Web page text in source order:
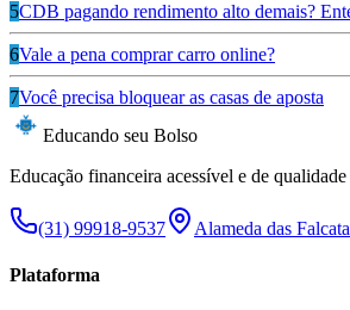
5CDB pagando rendimento alto demais?
6Vale a pena comprar carro online?
7Você precisa bloquear as casas de aposta
Educando seu Bolso
Educação financeira acessível e de
(31) 99918-9537 Alameda das
Plataforma